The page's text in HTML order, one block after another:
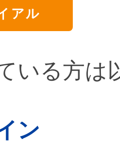
アル
いる方は
ン